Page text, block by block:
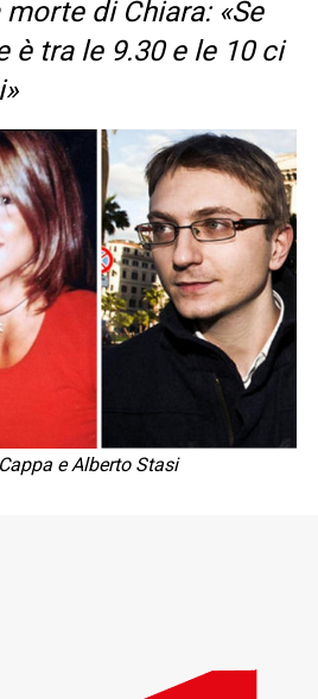
morte di Chiara: «Se
è tra le 9.30 e le 10 ci
e Alberto Stasi